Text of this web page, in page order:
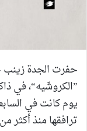
حفرت الجدة زينب
”الكروشّيه“، في
يوم كانت في
ترافقها منذ أكثر